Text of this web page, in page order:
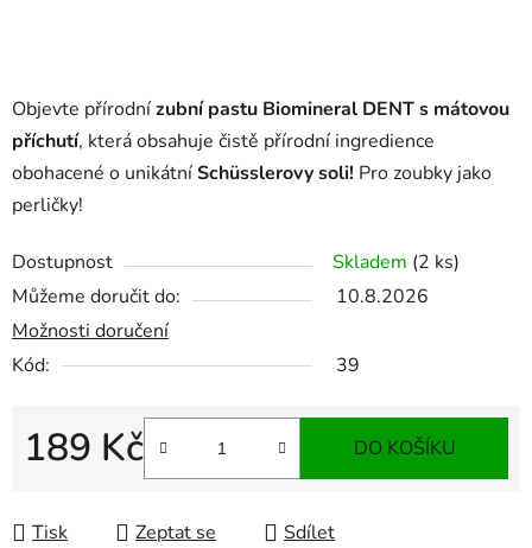
Objevte přírodnízubní pastu Biomineral DENT s mátovou
příchutí, která obsahuje čistě přírodní ingredience
obohacené o unikátníSchüsslerovy soli! Pro zoubky jako
perličky!
Dostupnost Skladem (2 ks)
Můžeme doručit do:
10.8.2026
Možnosti doručení
Kód:
39
189 Kč DO KOŠÍKU
Tisk Zeptat se Sdílet